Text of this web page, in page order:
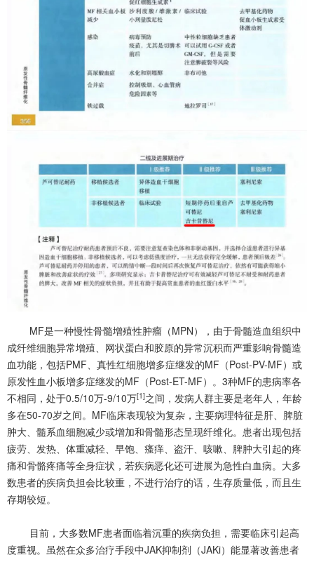
MF是一种慢性骨髓增殖性肿瘤（MPN），由于骨髓造血组织中
成纤维细胞异常增殖、网状蛋白和胶原的异常沉积而严重影响骨髓造
血功能，包括PMF、真性红细胞增多症继发的MF（Post-PV-MF）或
原发性血小板增多症继发的MF（Post-ET-MF）。3种MF的患病率各
不相同，处于0.5/10万-9/10万[1]之间，发病人群主要是老年人，年龄
多在50-70岁之间。MF临床表现较为复杂，主要病理特征是肝、脾脏
肿大、髓系血细胞减少或增加和骨髓形态呈现纤维化。患者出现包括
疲劳、发热、体重减轻、早饱、瘙痒、盗汗、咳嗽、脾肿大引起的疼
痛和骨骼疼痛等全身症状，若疾病恶化还可进展为急性白血病。大多
数患者的疾病负担会比较重，不进行治疗的话，生存质量低，而且生
存期较短。
目前，大多数MF患者面临着沉重的疾病负担，需要临床引起高
度重视。虽然在众多治疗手段中JAK抑制剂（JAKi）能显著改善患者